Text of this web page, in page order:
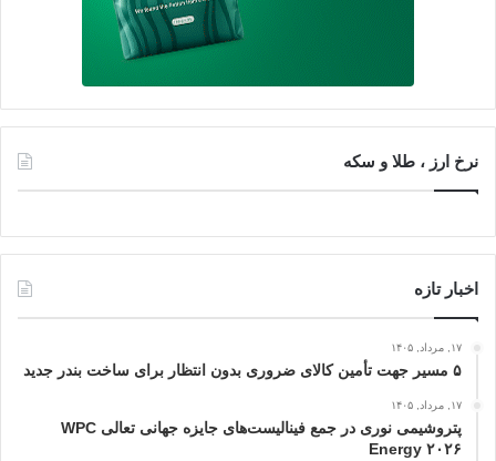
نرخ ارز ، طلا و سکه
اخبار تازه
۱۷, مرداد, ۱۴۰۵
۵ مسیر جهت تأمین کالای ضروری بدون انتظار برای ساخت بندر جدید
۱۷, مرداد, ۱۴۰۵
پتروشیمی نوری در جمع فینالیست‌های جایزه جهانی تعالی WPC
Energy ۲۰۲۶